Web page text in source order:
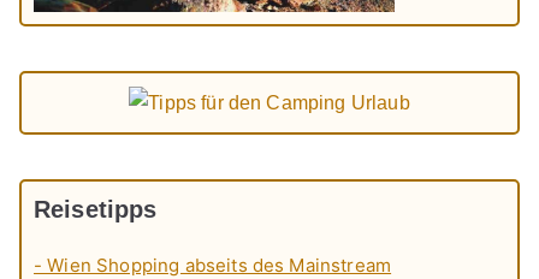
Reisetipps
- Wien Shopping abseits des Mainstream